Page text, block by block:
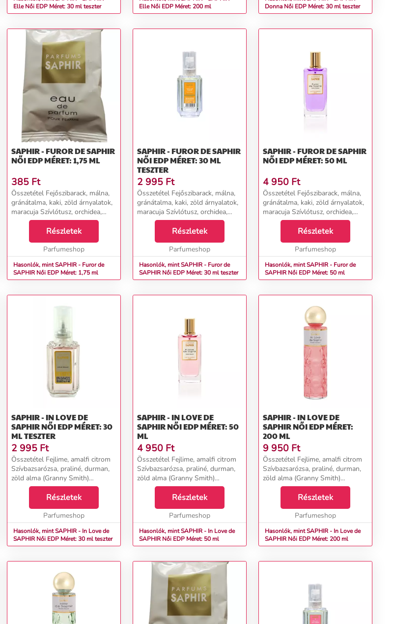
Elle Női EDP Méret: 30 ml teszter
Elle Női EDP Méret: 200 ml
Donna Női EDP Méret: 30 ml teszter
SAPHIR - FUROR DE SAPHIR
NŐI EDP MÉRET: 1,75 ML
385 Ft
Összetétel Fejőszibarack, málna,
gránátalma, kaki, zöld árnyalatok,
maracuja Szívlótusz, orchidea,
champaca magnólia Alappacsuli,
borostyán, vanília, pézsma, ibolya,
mahagóni...
Részletek
Parfumeshop
Hasonlók, mint SAPHIR - Furor de
SAPHIR Női EDP Méret: 1,75 ml
SAPHIR - FUROR DE SAPHIR
NŐI EDP MÉRET: 30 ML
TESZTER
2 995 Ft
Összetétel Fejőszibarack, málna,
gránátalma, kaki, zöld árnyalatok,
maracuja Szívlótusz, orchidea,
champaca magnólia Alappacsuli,
borostyán, vanília, pézsma, ibolya,
mahagóni...
Részletek
Parfumeshop
Hasonlók, mint SAPHIR - Furor de
SAPHIR Női EDP Méret: 30 ml teszter
SAPHIR - FUROR DE SAPHIR
NŐI EDP MÉRET: 50 ML
4 950 Ft
Összetétel Fejőszibarack, málna,
gránátalma, kaki, zöld árnyalatok,
maracuja Szívlótusz, orchidea,
champaca magnólia Alappacsuli,
borostyán, vanília, pézsma, ibolya,
mahagóni...
Részletek
Parfumeshop
Hasonlók, mint SAPHIR - Furor de
SAPHIR Női EDP Méret: 50 ml
SAPHIR - IN LOVE DE
SAPHIR NŐI EDP MÉRET: 30
ML TESZTER
2 995 Ft
Összetétel Fejlime, amalfi citrom
Szívbazsarózsa, praliné, durman,
zöld alma (Granny Smith)
Alappézsma, almafa, szűz
Részletek
Parfumeshop
Hasonlók, mint SAPHIR - In Love de
SAPHIR Női EDP Méret: 30 ml teszter
SAPHIR - IN LOVE DE
SAPHIR NŐI EDP MÉRET: 50
ML
4 950 Ft
Összetétel Fejlime, amalfi citrom
Szívbazsarózsa, praliné, durman,
zöld alma (Granny Smith)
Alappézsma, almafa, szűz
Részletek
Parfumeshop
Hasonlók, mint SAPHIR - In Love de
SAPHIR Női EDP Méret: 50 ml
SAPHIR - IN LOVE DE
SAPHIR NŐI EDP MÉRET:
200 ML
9 950 Ft
Összetétel Fejlime, amalfi citrom
Szívbazsarózsa, praliné, durman,
zöld alma (Granny Smith)
Alappézsma, almafa, szűz
Részletek
Parfumeshop
Hasonlók, mint SAPHIR - In Love de
SAPHIR Női EDP Méret: 200 ml